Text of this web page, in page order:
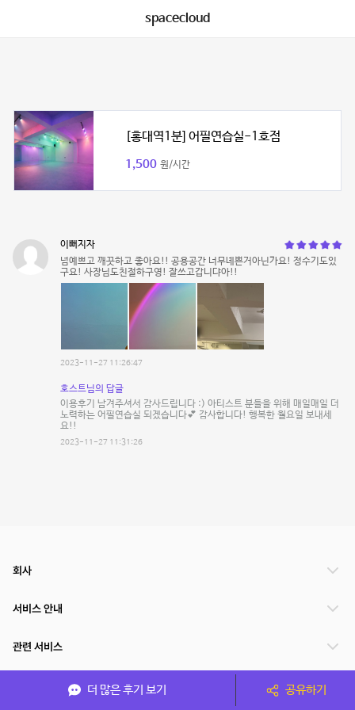
spacecloud
[홍대역1분] 어필연습실-1호점
1,500 원/시간
이뻐지자
넘예쁘고 깨끗하고 좋아요!! 공용공간 너무녜쁜거아닌가요! 정수기도있
구요! 사장님도친절하구영! 잘쓰고갑니댜아!!
2023-11-27 11:26:47
호스트님의 답글
이용후기 남겨주셔서 감사드립니다 :) 아티스트 분들을 위해 매일매일 더
노력하는 어필연습실 되겠습니다💕 감사합니다! 행복한 월요일 보내세
요!!
2023-11-27 11:31:26
더 많은 후기 보기 공유하기
회사
서비스 안내
관련 서비스